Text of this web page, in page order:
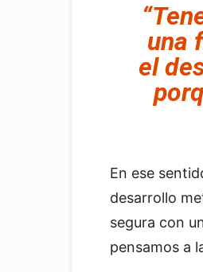
una
el
En ese
desarrollo
segura con
pensamos a